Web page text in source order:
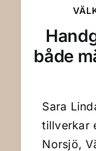
både
Sara
tillverkar
Norsjö,